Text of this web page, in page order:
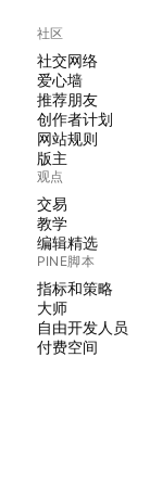
社区
社交网络
爱心墙
推荐朋友
创作者计划
网站规则
版主
观点
交易
教学
编辑精选
PINE脚本
指标和策略
大师
自由开发人员
付费空间